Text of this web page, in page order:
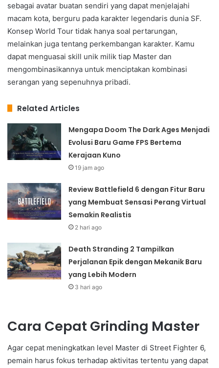
sebagai avatar buatan sendiri yang dapat menjelajahi
macam kota, berguru pada karakter legendaris dunia SF.
Konsep World Tour tidak hanya soal pertarungan,
melainkan juga tentang perkembangan karakter. Kamu
dapat menguasai skill unik milik tiap Master dan
mengombinasikannya untuk menciptakan kombinasi
serangan yang sepenuhnya pribadi.
Related Articles
Mengapa Doom The Dark Ages Menjadi
Evolusi Baru Game FPS Bertema
Kerajaan Kuno
19 jam ago
Review Battlefield 6 dengan Fitur Baru
yang Membuat Sensasi Perang Virtual
Semakin Realistis
2 hari ago
Death Stranding 2 Tampilkan
Perjalanan Epik dengan Mekanik Baru
yang Lebih Modern
3 hari ago
Cara Cepat Grinding Master
Agar cepat meningkatkan level Master di Street Fighter 6,
pemain harus fokus terhadap aktivitas tertentu yang dapat